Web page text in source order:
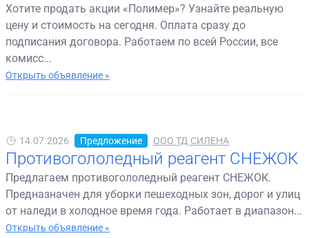
Хотите продать акции «Полимер»? Узнайте реальную
цену и стоимость на сегодня. Оплата сразу до
подписания договора. Работаем по всей России, все
комисс...
Открыть объявление »
14.07.2026 Предложение ООО ТД СИЛЕНА
Противогололедный реагент СНЕЖОК
Предлагаем противогололедный реагент СНЕЖОК.
Предназначен для уборки пешеходных зон, дорог и улиц
от наледи в холодное время года. Работает в диапазон...
Открыть объявление »